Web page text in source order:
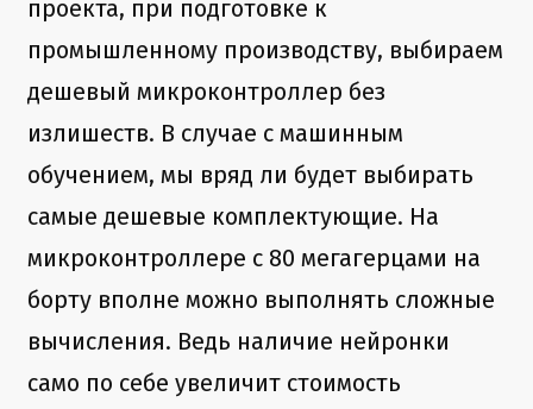
проекта, при подготовке к
промышленному производству, выбираем
дешевый микроконтроллер без
излишеств. В случае с машинным
обучением, мы вряд ли будет выбирать
самые дешевые комплектующие. На
микроконтроллере с 80 мегагерцами на
борту вполне можно выполнять сложные
вычисления. Ведь наличие нейронки
само по себе увеличит стоимость